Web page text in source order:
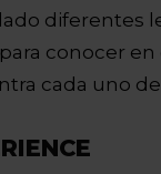
diferentes
conocer
cada uno